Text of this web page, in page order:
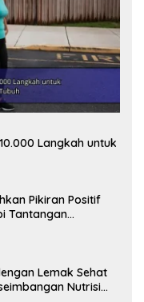
Langkah untuk
Pikiran Positif
Tantangan
Lemak Sehat
Nutrisi